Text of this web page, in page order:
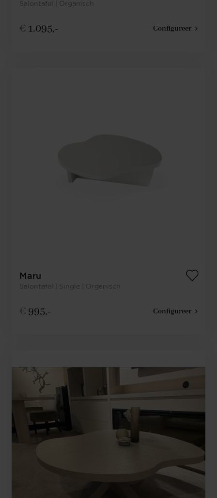
Salontafel | Organisch
€ 1.095,- Configureer
Maru
Salontafel | Single | Organisch
€ 995,- Configureer